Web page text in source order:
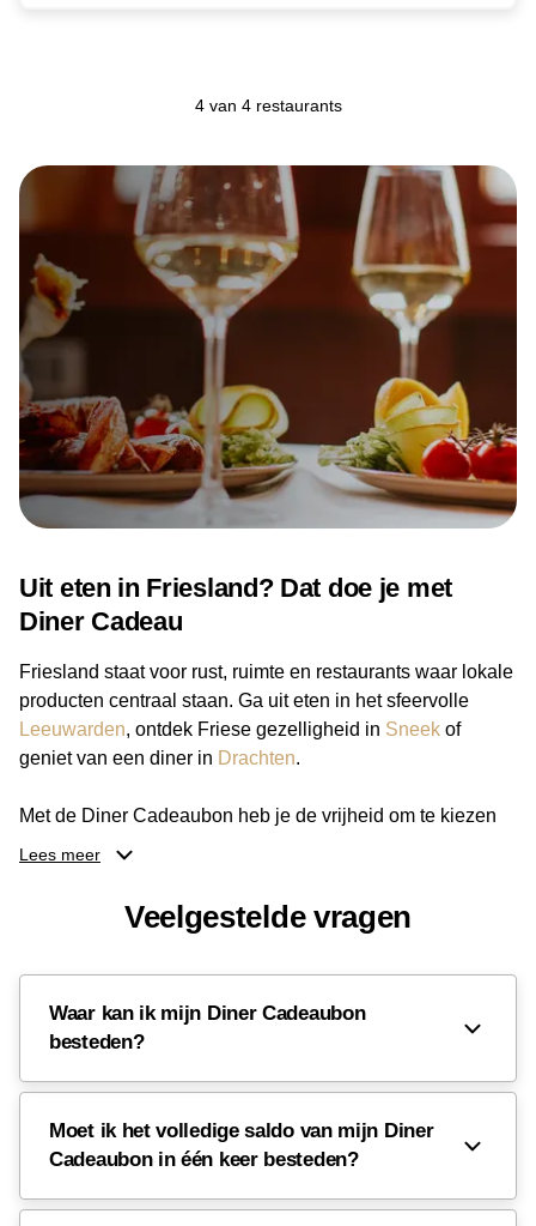
4 van 4 restaurants
Uit eten in Friesland? Dat doe je met
Diner Cadeau
Friesland staat voor rust, ruimte en restaurants waar lokale
producten centraal staan. Ga uit eten in het sfeervolle
Leeuwarden, ontdek Friese gezelligheid in Sneek of
geniet van een diner in Drachten.
Met de Diner Cadeaubon heb je de vrijheid om te kiezen
uit talloze horecagelegenheden door heel Friesland.
de volledige provincie vind je diverse aangesloten zaken,
zodat er voor elke gelegenheid een passende tafel te
beste adresjes in Friesland!
Waarom de Diner Cadeaubon in Friesland?
Geldig bij een groot aantal kwaliteitsrestaurants in heel
Friesland
Het ideale geschenk voor elke fijnproever
Lees meer
Veelgestelde vragen
Waar kan ik mijn Diner Cadeaubon
besteden?
Moet ik het volledige saldo van mijn Diner
Cadeaubon in één keer besteden?